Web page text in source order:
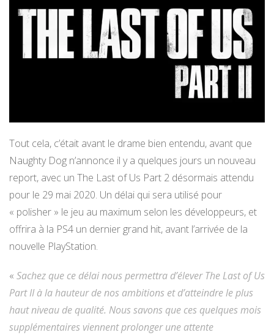
Tout cela, c’était avant le drame bien entendu, avant que
Naughty Dog n’annonce il y a quelques jours un nouveau
report, avec un The Last of Us Part 2 désormais attendu
pour le 29 mai 2020. Un délai qui sera utilisé pour
« polisher » le jeu au maximum selon les développeurs, et
offrira à la PS4 un dernier grand hit, avant l’arrivée de la
nouvelle PlayStation.
« Sachez que ce délai nous permettra d’élever The Last of Us
Part II à la hauteur de nos ambitions et d’atteindre le plus
haut niveau de qualité. Nous savons que ces quelques mois
supplémentaires viennent prolonger une attente